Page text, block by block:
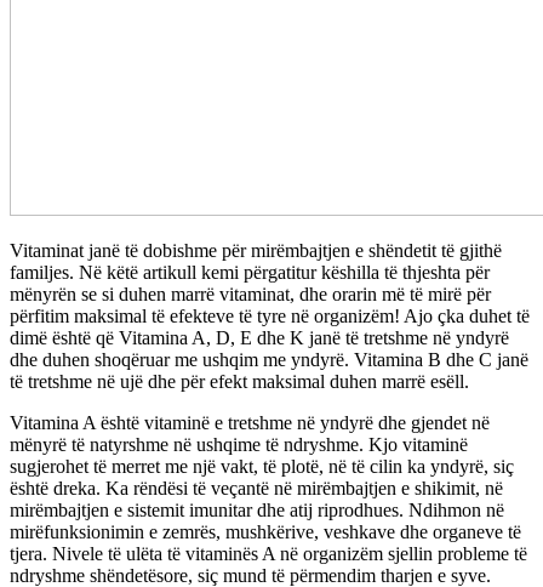
Vitaminat janë të dobishme për mirëmbajtjen e shëndetit të gjithë
familjes. Në këtë artikull kemi përgatitur këshilla të thjeshta për
mënyrën se si duhen marrë vitaminat, dhe orarin më të mirë për
përfitim maksimal të efekteve të tyre në organizëm! Ajo çka duhet të
dimë është që Vitamina A, D, E dhe K janë të tretshme në yndyrë
dhe duhen shoqëruar me ushqim me yndyrë. Vitamina B dhe C janë
të tretshme në ujë dhe për efekt maksimal duhen marrë esëll.
Vitamina A është vitaminë e tretshme në yndyrë dhe gjendet në
mënyrë të natyrshme në ushqime të ndryshme. Kjo vitaminë
sugjerohet të merret me një vakt, të plotë, në të cilin ka yndyrë, siç
është dreka. Ka rëndësi të veçantë në mirëmbajtjen e shikimit, në
mirëmbajtjen e sistemit imunitar dhe atij riprodhues. Ndihmon në
mirëfunksionimin e zemrës, mushkërive, veshkave dhe organeve të
tjera. Nivele të ulëta të vitaminës A në organizëm sjellin probleme të
ndryshme shëndetësore, siç mund të përmendim tharjen e syve.